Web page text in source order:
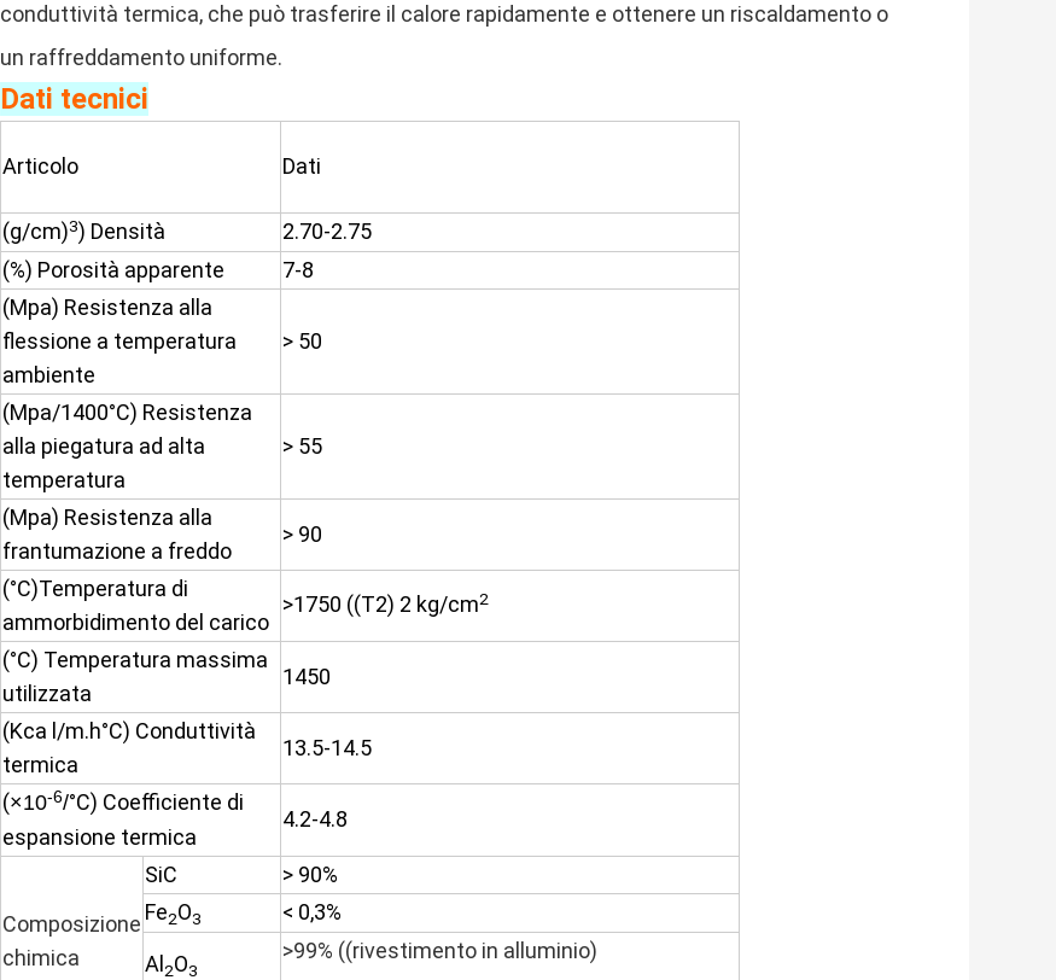
conduttività termica, che può trasferire il calore rapidamente e ottenere un riscaldamento o
un raffreddamento uniforme.
Dati tecnici
Articolo Dati
(g/cm)3) Densità
2.70-2.75
(%) Porosità apparente
7-8
(Mpa) Resistenza alla
flessione a temperatura
ambiente
> 50
(Mpa/1400°C) Resistenza
alla piegatura ad alta
temperatura
> 55
(Mpa) Resistenza alla
frantumazione a freddo
> 90
(°C)Temperatura di
ammorbidimento del carico
>1750 ((T2) 2 kg/cm2
(°C) Temperatura massima
utilizzata
1450
(Kca l/m.h°C) Conduttività
termica
13.5-14.5
(×10-6/°C) Coefficiente di
espansione termica
4.2-4.8
Composizione
chimica
SiC
> 90%
Fe2O3 < 0,3%
Al 2O3
>99% ((rivestimento in alluminio)